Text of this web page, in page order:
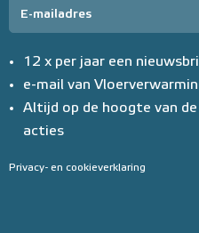
12 x per jaar een
e-mail van
Altijd op de hoogte van
acties
Privacy- en cookieverklaring